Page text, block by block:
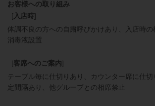
お客様への取り組み
[入店時]
体調不良の方への自粛呼びかけあり
入店時の
消毒液設置
[客席へのご案内]
テーブル毎に仕切りあり
カウンター席に仕切
定間隔あり
他グループとの相席禁止